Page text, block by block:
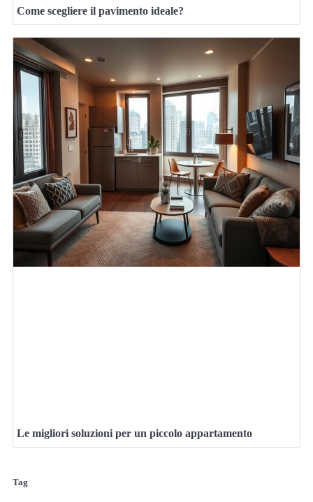
Come scegliere il pavimento ideale?
Le migliori soluzioni per un piccolo appartamento
Tag